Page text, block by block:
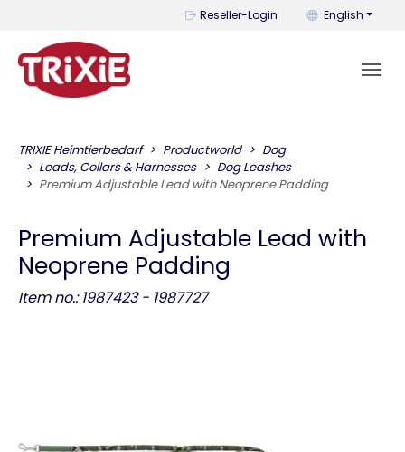
Reseller-Login You can
English
TRIXIE Heimtierbedarf Productworld
Dog
Leads, Collars & Harnesses
Dog Leashes
Premium Adjustable Lead with Neoprene Padding
Premium Adjustable Lead with
Neoprene Padding
Item no.: 1987423 - 1987727